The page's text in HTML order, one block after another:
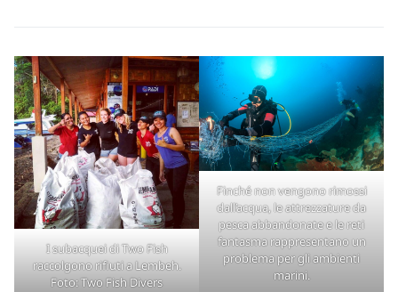
I subacquei di Two Fish
raccolgono rifiuti a Lembeh.
Foto: Two Fish Divers
Finché non vengono rimossi
dall’acqua, le attrezzature da
pesca abbandonate e le reti
fantasma rappresentano un
problema per gli ambienti
marini.